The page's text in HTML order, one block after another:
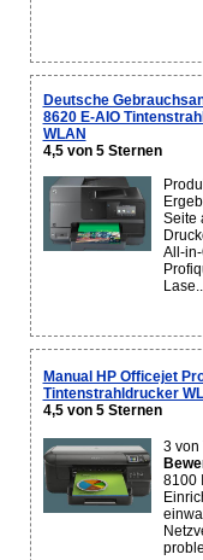
Deutsche
8620 E-AIO
WLAN
4,5 von 5 Sternen
Seite
All-
Manual HP Officejet
Tintenstrahldrucker
4,5 von 5 Sternen
3 von
8100